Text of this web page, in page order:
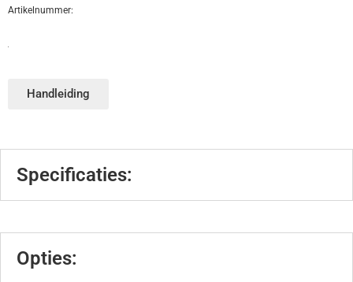
Artikelnummer:
Handleiding
Specificaties:
Opties: